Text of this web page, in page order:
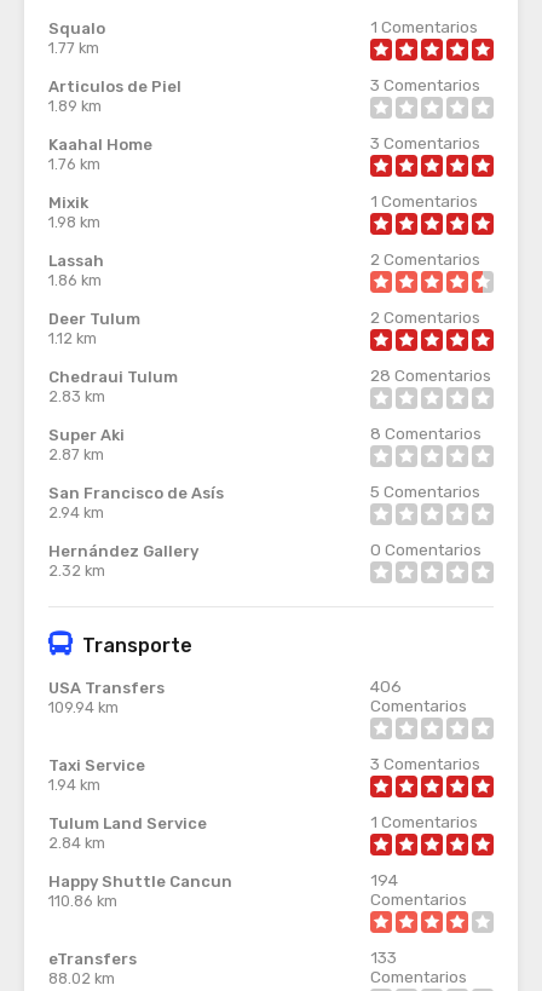
Squalo
1.77 km
1 Comentarios
Articulos de Piel
1.89 km
3 Comentarios
Kaahal Home
1.76 km
3 Comentarios
Mixik
1.98 km
1 Comentarios
Lassah
1.86 km
2 Comentarios
Deer Tulum
1.12 km
2 Comentarios
Chedraui Tulum
2.83 km
28 Comentarios
Super Aki
2.87 km
8 Comentarios
San Francisco de Asís
2.94 km
5 Comentarios
Hernández Gallery
2.32 km
0 Comentarios
Transporte
USA Transfers
109.94 km
406
Comentarios
Taxi Service
1.94 km
3 Comentarios
Tulum Land Service
2.84 km
1 Comentarios
Happy Shuttle Cancun
110.86 km
194
Comentarios
eTransfers
88.02 km
133
Comentarios